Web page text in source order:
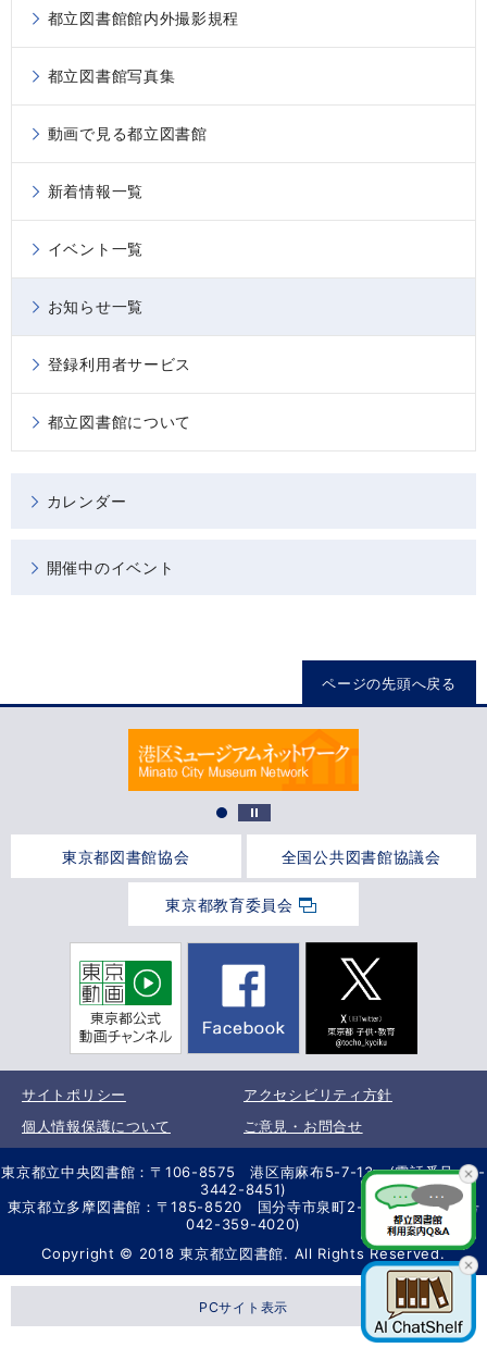
都立図書館館内外撮影規程
都立図書館写真集
動画で見る都立図書館
新着情報一覧
イベント一覧
お知らせ一覧
登録利用者サービス
都立図書館について
カレンダー
開催中のイベント
ページの先頭へ戻る
東京都図書館協会 全国公共図書館協議会
東京都教育委員会
サイトポリシー
アクセシビリティ方針
個人情報保護について
ご意見・お問合せ
東京都立中央図書館：〒106-8575 港区南麻布5-7-13 (電話番号 03-
3442-8451)
東京都立多摩図書館：〒185-8520 国分寺市泉町2-2-26 (電話番号
042-359-4020)
Copyright © 2018 東京都立図書館. All Rights Reserved.
PCサイト表示